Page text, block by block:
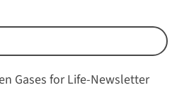
Gases for Life-Newsletter